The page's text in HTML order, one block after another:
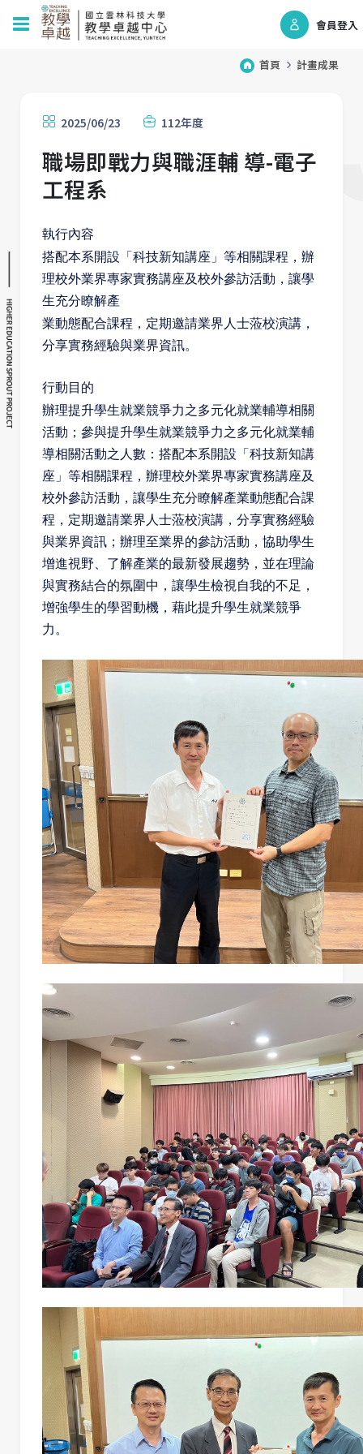
會員登入
首頁 計畫成果
2025/06/23 112年度
職場即戰力與職涯輔 導-電子
工程系
執行內容
搭配本系開設「科技新知講座」等相關課程，辦
理校外業界專家實務講座及校外參訪活動，讓學
生充分瞭解產
業動態配合課程，定期邀請業界人士蒞校演講，
分享實務經驗與業界資訊。
行動目的
辦理提升學生就業競爭力之多元化就業輔導相關
活動；參與提升學生就業競爭力之多元化就業輔
導相關活動之人數：搭配本系開設「科技新知講
座」 等相關課程，辦理校外業界專家實務講座及
校外參訪活動， 讓學生充分瞭解產業動態配合課
程，定期邀請業界人士蒞校演講，分享實務經驗
與業界資訊；辦理至業界的參訪活動， 協助學生
增進視野、了解產業的最新發展趨勢，並在理論
與實務結合的氛圍中，讓學生檢視自我的不足，
增強學生的學習動機，藉此提升學生就業競爭
力。